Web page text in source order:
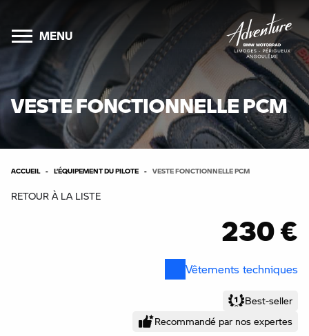
MENU
VESTE FONCTIONNELLE PCM
ACCUEIL L’ÉQUIPEMENT DU PILOTE VESTE FONCTIONNELLE PCM
RETOUR À LA LISTE
230 €
Vêtements techniques
Best-seller
Recommandé par nos expertes